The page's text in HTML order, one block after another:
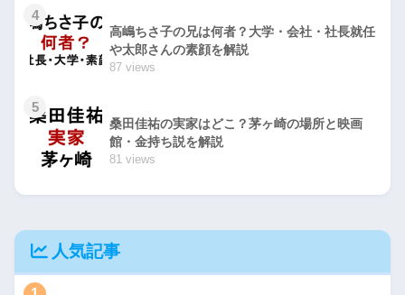
4
高嶋ちさ子の兄は何者？大学・会社・社長就任
や太郎さんの素顔を解説
87 views
5
桑田佳祐の実家はどこ？茅ヶ崎の場所と映画
館・金持ち説を解説
81 views
人気記事